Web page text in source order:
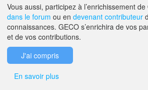
A PROPOS DE GECO
F.A.Q.
Vous aussi, participez à l’enrichissement de
dans le forum ou en devenant contributeur
connaissances. GECO s’enrichira de vos
et de vos contributions.
J'ai compris
En savoir plus